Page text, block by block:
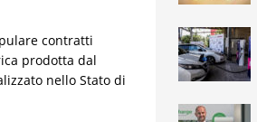
contratti
prodotta dal
nello Stato di